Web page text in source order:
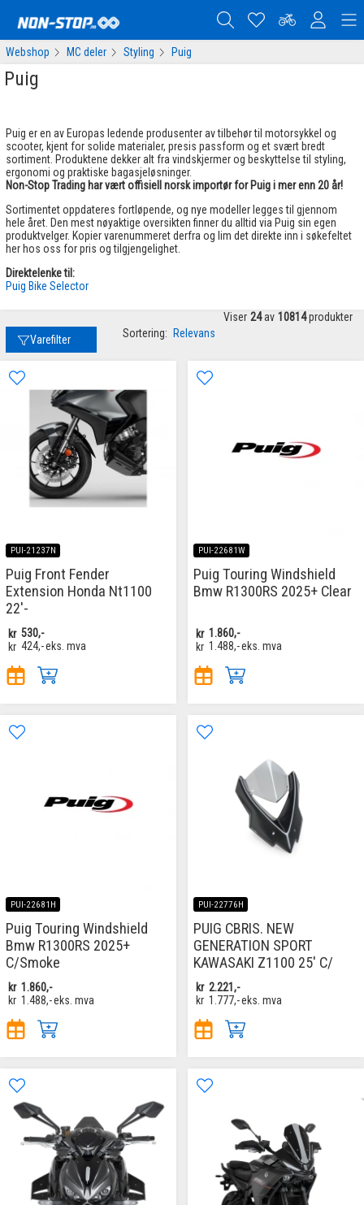
Webshop MC deler Styling Puig
Puig
Puig er en av Europas ledende produsenter av tilbehør til motorsykkel og
scooter, kjent for solide materialer, presis passform og et svært bredt
sortiment. Produktene dekker alt fra vindskjermer og beskyttelse til styling,
ergonomi og praktiske bagasjeløsninger.
Non-Stop Trading har vært offisiell norsk importør for Puig i mer enn 20 år!
Sortimentet oppdateres fortløpende, og nye modeller legges til gjennom
hele året. Den mest nøyaktige oversikten finner du alltid via Puig sin egen
produktvelger. Kopier varenummeret derfra og lim det direkte inn i søkefeltet
her hos oss for pris og tilgjengelighet.
Direktelenke til:
Puig Bike Selector
Varefilter Sortering: Relevans
Viser 24 av 10814 produkter
PUI-21237N
Puig Front Fender
Extension Honda Nt1100
22'-
kr 530,-
kr 424,-eks. mva
PUI-22681W
Puig Touring Windshield
Bmw R1300RS 2025+ Clear
kr 1.860,-
kr 1.488,-eks. mva
PUI-22681H
Puig Touring Windshield
Bmw R1300RS 2025+
C/Smoke
kr 1.860,-
kr 1.488,-eks. mva
PUI-22776H
PUIG CBRIS. NEW
GENERATION SPORT
KAWASAKI Z1100 25' C/
kr 2.221,-
kr 1.777,-eks. mva